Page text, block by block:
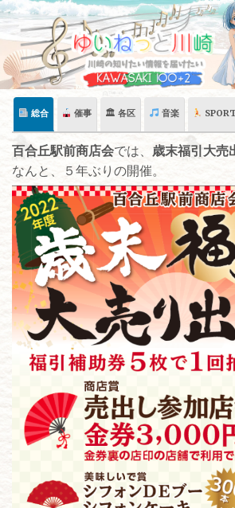
Skip
content
総合 催事 🏛 各区 音楽
百合丘駅前商店会では、 歳末福引大売
なんと、５年ぶりの開催。